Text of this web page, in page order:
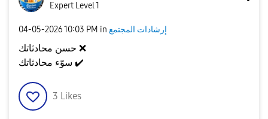
Expert Level 1
‎04-05-202610:03 PM in إرشادات المجتمع
❌
✔️
3 Likes